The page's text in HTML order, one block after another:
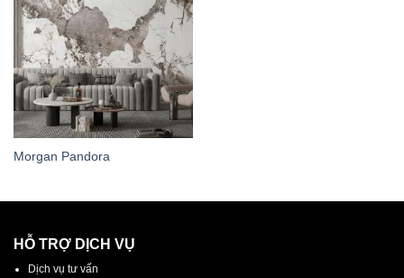
Morgan Pandora
HỖ TRỢ DỊCH VỤ
Dịch vụ tư vấn